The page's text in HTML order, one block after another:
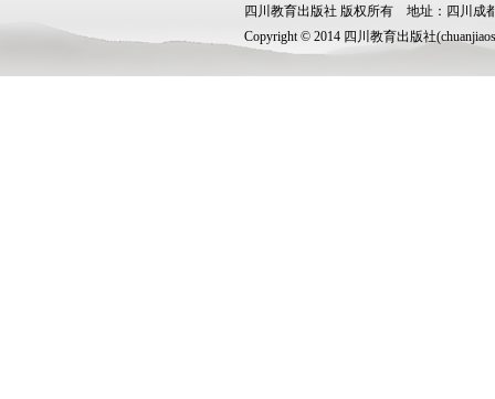
四川教育出版社 版权所有 地址：四川成
Copyright © 2014 四川教育出版社